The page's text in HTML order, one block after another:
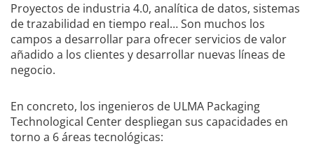
Proyectos de industria 4.0, analítica de datos, sistemas
de trazabilidad en tiempo real… Son muchos los
campos a desarrollar para ofrecer servicios de valor
añadido a los clientes y desarrollar nuevas líneas de
negocio.
En concreto, los ingenieros de ULMA Packaging
Technological Center despliegan sus capacidades en
torno a 6 áreas tecnológicas: